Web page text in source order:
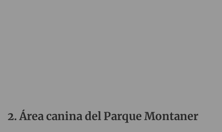
Área canina del Parque Montaner